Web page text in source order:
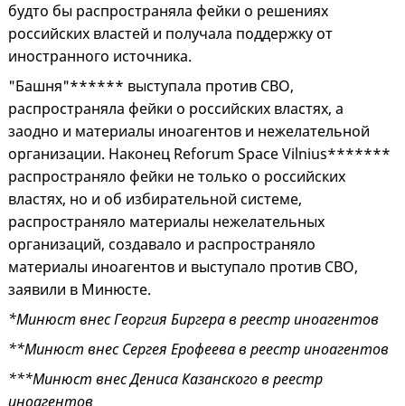
будто бы распространяла фейки о решениях
российских властей и получала поддержку от
иностранного источника.
"Башня"****** выступала против СВО,
распространяла фейки о российских властях, а
заодно и материалы иноагентов и нежелательной
организации. Наконец Reforum Space Vilnius*******
распространяло фейки не только о российских
властях, но и об избирательной системе,
распространяло материалы нежелательных
организаций, создавало и распространяло
материалы иноагентов и выступало против СВО,
заявили в Минюсте.
*Минюст внес Георгия Биргера в реестр иноагентов
**Минюст внес Сергея Ерофеева в реестр иноагентов
***Минюст внес Дениса Казанского в реестр
иноагентов